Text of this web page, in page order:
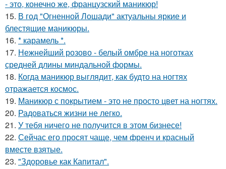
- это, конечно же, французский маникюр!
15. В год "Огненной Лошади" актуальны яркие и
блестящие маникюры.
16. * карамель *.
17. Нежнейший розово - белый омбре на ноготках
средней длины миндальной формы.
18. Когда маникюр выглядит, как будто на ногтях
отражается космос.
19. Маникюр с покрытием - это не просто цвет на ногтях.
20. Радоваться жизни не легко.
21. У тебя ничего не получится в этом бизнесе!
22. Сейчас его просят чаще, чем френч и красный
вместе взятые.
23. "Здоровье как Капитал".